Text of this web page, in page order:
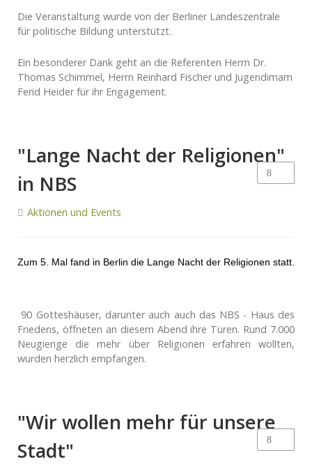
Die Veranstaltung wurde von der Berliner Landeszentrale
für politische Bildung unterstützt.
Ein besonderer Dank geht an die Referenten Herrn Dr.
Thomas Schimmel, Herrn Reinhard Fischer und Jugendimam
Ferid Heider für ihr Engagement.
"Lange Nacht der Religionen"
in NBS
Aktionen und Events
Zum 5. Mal fand in Berlin die Lange Nacht der Religionen statt.
90 Gotteshäuser, darunter auch auch das NBS - Haus des
Friedens, öffneten an diesem Abend ihre Türen. Rund 7.000
Neugierige die mehr über Religionen erfahren wollten,
wurden herzlich empfangen.
"Wir wollen mehr für unsere
Stadt"